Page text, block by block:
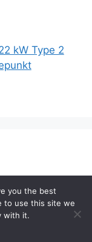
kW Type 2
you the best
to use this site we
with it.